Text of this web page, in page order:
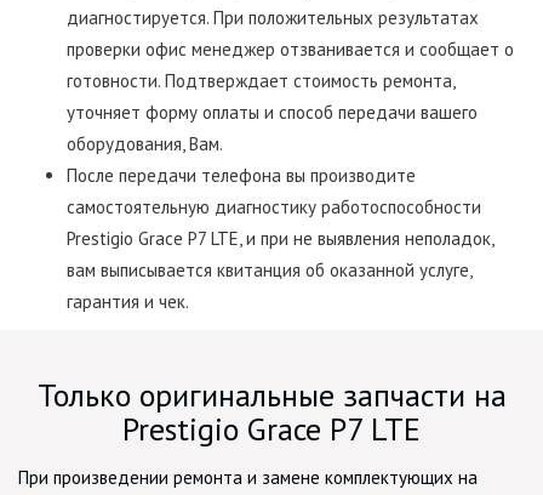
диагностируется. При положительных результатах
проверки офис менеджер отзванивается и сообщает о
готовности. Подтверждает стоимость ремонта,
уточняет форму оплаты и способ передачи вашего
оборудования, Вам.
После передачи телефона вы производите
самостоятельную диагностику работоспособности
Prestigio Grace P7 LTE, и при не выявления неполадок,
вам выписывается квитанция об оказанной услуге,
гарантия и чек.
Только оригинальные запчасти на
Prestigio Grace P7 LTE
При произведении ремонта и замене комплектующих на